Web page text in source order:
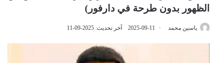
الظهور بدون طرحة في دارفور)
ياسين محمد 2025-09-11 آخر تحديث: 2025-09-11